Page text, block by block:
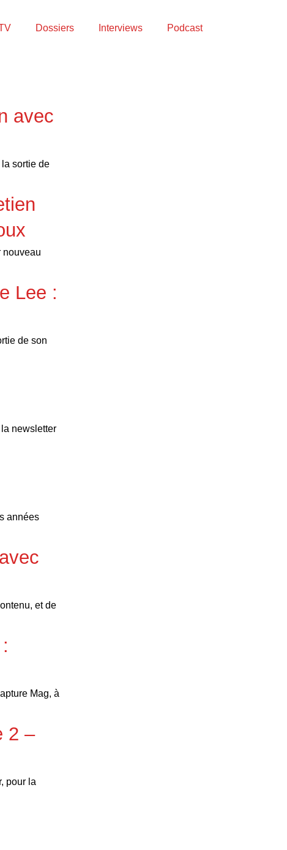
Dossiers Interviews Podcast
avec
sortie de
nouveau
Lee :
de son
newsletter
années
et de
Mag, à
2 –
pour la